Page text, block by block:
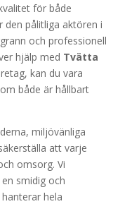
för både
den pålitliga aktören i
och professionell
hjälp med Tvätta
kan du vara
både är hållbart
miljövänliga
att varje
omsorg. Vi
smidig och
hela